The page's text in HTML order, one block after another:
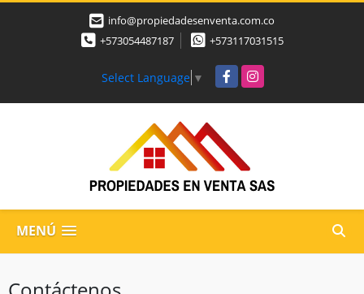
info@propiedadesenventa.com.co
+573054487187
+573117031515
Select Language ▼ FacebookInstagram
MENÚ